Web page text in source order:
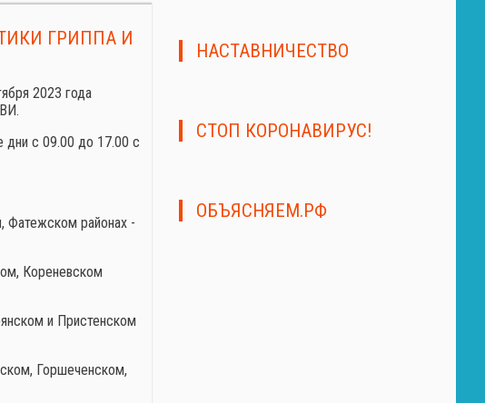
ГРИППА И
2023 года
дни с 09.00 до 17.00 с
Фатежском районах -
Кореневском
и Пристенском
Горшеченском,
НАСТАВНИЧЕСТВО
СТОП КОРОНАВИРУС!
ОБЪЯСНЯЕМ.РФ